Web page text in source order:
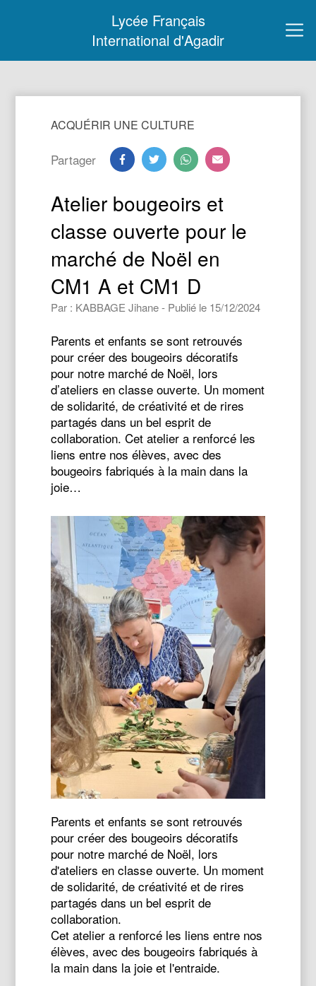
Lycée Français
International d'Agadir
ACQUÉRIR UNE CULTURE
Partager
Atelier bougeoirs et
classe ouverte pour le
marché de Noël en
CM1 A et CM1 D
Par : KABBAGE Jihane - Publié le 15/12/2024
Parents et enfants se sont retrouvés
pour créer des bougeoirs décoratifs
pour notre marché de Noël, lors
d’ateliers en classe ouverte. Un moment
de solidarité, de créativité et de rires
partagés dans un bel esprit de
collaboration. Cet atelier a renforcé les
liens entre nos élèves, avec des
bougeoirs fabriqués à la main dans la
joie…
Parents et enfants se sont retrouvés
pour créer des bougeoirs décoratifs
pour notre marché de Noël, lors
d'ateliers en classe ouverte. Un moment
de solidarité, de créativité et de rires
partagés dans un bel esprit de
collaboration.
Cet atelier a renforcé les liens entre nos
élèves, avec des bougeoirs fabriqués à
la main dans la joie et l'entraide.